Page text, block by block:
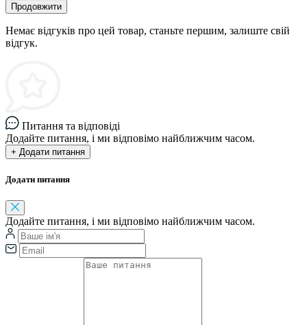
Продовжити
Немає відгуків про цей товар, станьте першим, залиште свій
відгук.
Питання та відповіді
Додайте питання, і ми відповімо найближчим часом.
+ Додати питання
Додати питання
Додайте питання, і ми відповімо найближчим часом.